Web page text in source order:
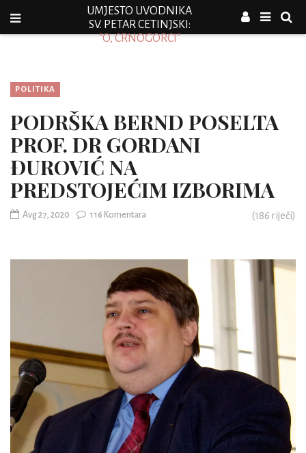
UMJESTO UVODNIKA
SV. PETAR CETINJSKI:
"O, CRNOGORCI"
POLITIKA
PODRŠKA BERND POSELTA
PROF. DR GORDANI
ĐUROVIĆ NA
PREDSTOJEĆIM IZBORIMA
Avg 27, 2020 116 Komentara (186 riječi)